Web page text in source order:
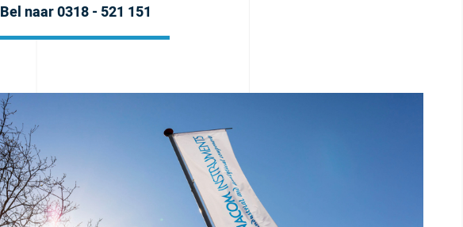
Bel naar 0318 - 521 151